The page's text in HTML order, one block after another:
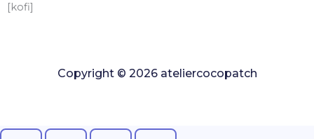
[kofi]
Copyright © 2026 ateliercocopatch